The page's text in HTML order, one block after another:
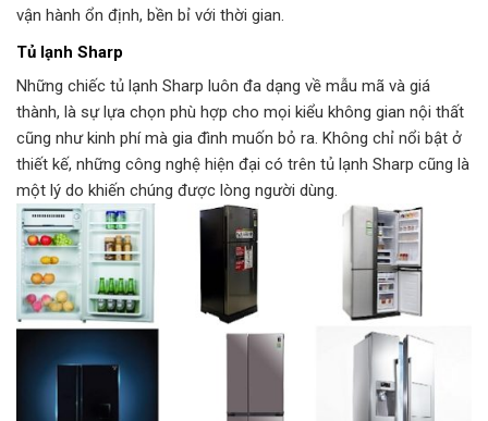
vận hành ổn định, bền bỉ với thời gian.
Tủ lạnh Sharp
Những chiếc tủ lạnh Sharp luôn đa dạng về mẫu mã và giá
thành, là sự lựa chọn phù hợp cho mọi kiểu không gian nội thất
cũng như kinh phí mà gia đình muốn bỏ ra. Không chỉ nổi bật ở
thiết kế, những công nghệ hiện đại có trên tủ lạnh Sharp cũng là
một lý do khiến chúng được lòng người dùng.